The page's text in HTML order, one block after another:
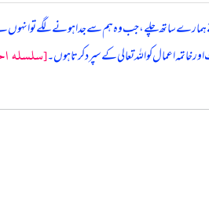
لئے ہمارے ساتھ چلے، جب وہ ہم سے جدا ہونے لگے تو
خاتمہ اعمال کو اللہ تعالی کے سپرد کرتا ہوں۔[سلسله